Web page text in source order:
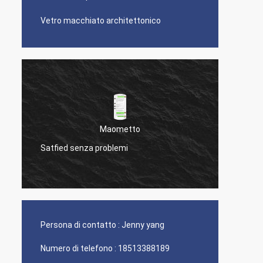
Vetro macchiato architettonico
Maometto
Satfied senza problemi
Persona di contatto : Jenny yang
Numero di telefono : 18513388189